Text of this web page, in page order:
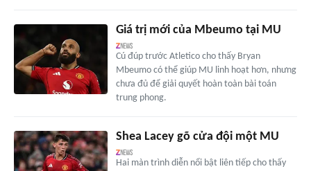
Giá trị mới của Mbeumo tại MU
Cú đúp trước Atletico cho thấy Bryan
Mbeumo có thể giúp MU linh hoạt hơn, nhưng
chưa đủ để giải quyết hoàn toàn bài toán
trung phong.
Shea Lacey gõ cửa đội một MU
Hai màn trình diễn nổi bật liên tiếp cho thấy